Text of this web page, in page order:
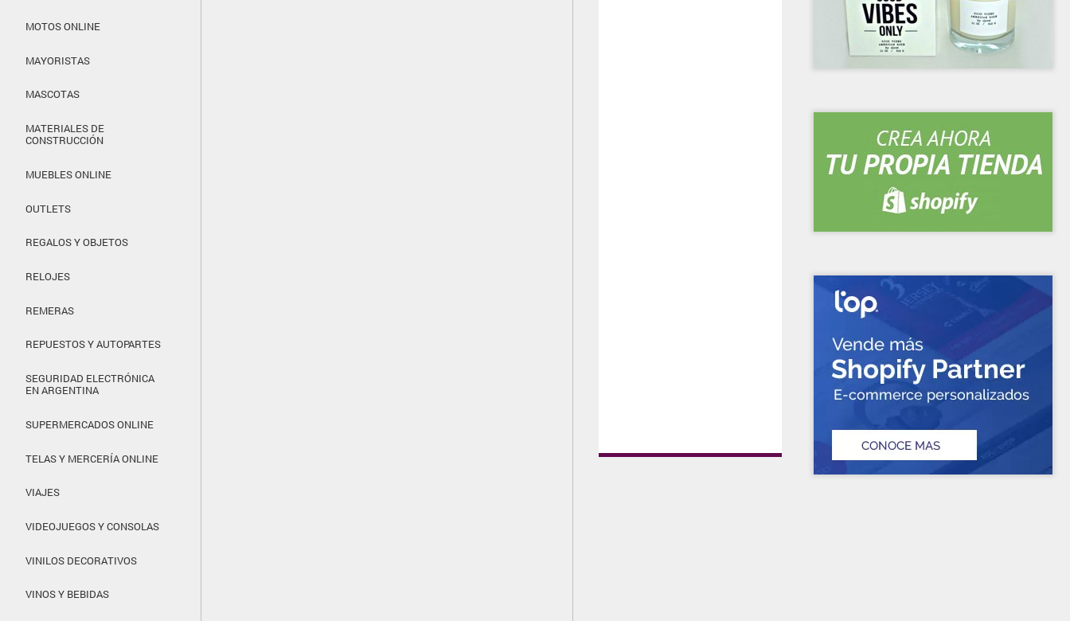
MOTOS ONLINE
MAYORISTAS
MASCOTAS
MATERIALES DE
CONSTRUCCIÓN
MUEBLES ONLINE
OUTLETS
REGALOS Y OBJETOS
RELOJES
REMERAS
REPUESTOS Y AUTOPARTES
SEGURIDAD ELECTRÓNICA
EN ARGENTINA
SUPERMERCADOS ONLINE
TELAS Y MERCERÍA ONLINE
VIAJES
VIDEOJUEGOS Y CONSOLAS
VINILOS DECORATIVOS
VINOS Y BEBIDAS